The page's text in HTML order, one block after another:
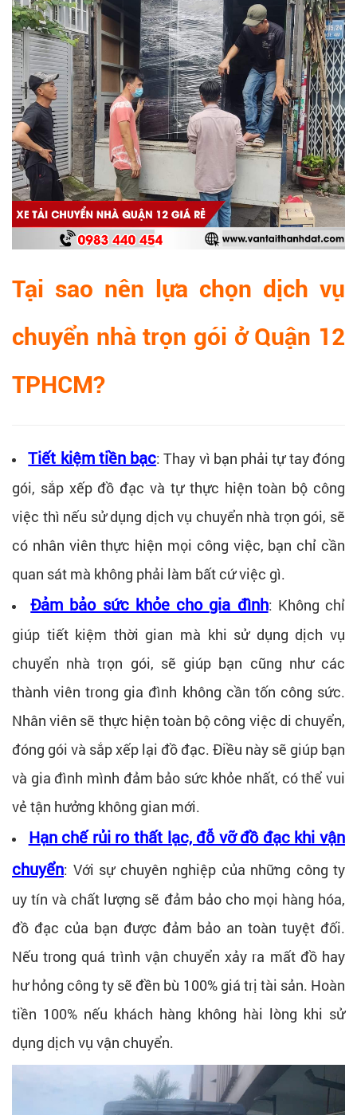
Tại sao nên lựa chọn dịch vụ
chuyển nhà trọn gói ở Quận 12
TPHCM?
Tiết kiệm tiền bạc: Thay vì bạn phải tự tay đóng
gói, sắp xếp đồ đạc và tự thực hiện toàn bộ công
việc thì nếu sử dụng dịch vụ chuyển nhà trọn gói, sẽ
có nhân viên thực hiện mọi công việc, bạn chỉ cần
quan sát mà không phải làm bất cứ việc gì.
Đảm bảo sức khỏe cho gia đình: Không chỉ
giúp tiết kiệm thời gian mà khi sử dụng dịch vụ
chuyển nhà trọn gói, sẽ giúp bạn cũng như các
thành viên trong gia đình không cần tốn công sức.
Nhân viên sẽ thực hiện toàn bộ công việc di chuyển,
đóng gói và sắp xếp lại đồ đạc. Điều này sẽ giúp bạn
và gia đình mình đảm bảo sức khỏe nhất, có thể vui
vẻ tận hưởng không gian mới.
Hạn chế rủi ro thất lạc, đỗ vỡ đồ đạc khi vận
chuyển: Với sự chuyên nghiệp của những công ty
uy tín và chất lượng sẽ đảm bảo cho mọi hàng hóa,
đồ đạc của bạn được đảm bảo an toàn tuyệt đối.
Nếu trong quá trình vận chuyển xảy ra mất đồ hay
hư hỏng công ty sẽ đền bù 100% giá trị tài sản. Hoàn
tiền 100% nếu khách hàng không hài lòng khi sử
dụng dịch vụ vận chuyển.